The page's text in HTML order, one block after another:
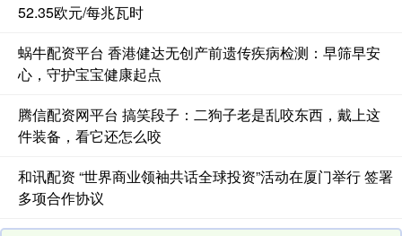
52.35欧元/每兆瓦时
蜗牛配资平台 香港健达无创产前遗传疾病检测：早筛早安
心，守护宝宝健康起点
腾信配资网平台 搞笑段子：二狗子老是乱咬东西，戴上这
件装备，看它还怎么咬
和讯配资 “世界商业领袖共话全球投资”活动在厦门举行 签署
多项合作协议